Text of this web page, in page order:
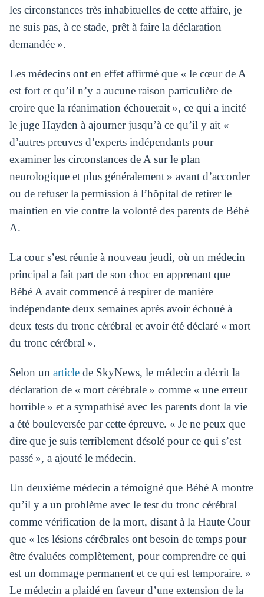
les circonstances très inhabituelles de cette affaire, je
ne suis pas, à ce stade, prêt à faire la déclaration
demandée ».
Les médecins ont en effet affirmé que « le cœur de A
est fort et qu’il n’y a aucune raison particulière de
croire que la réanimation échouerait », ce qui a incité
le juge Hayden à ajourner jusqu’à ce qu’il y ait «
d’autres preuves d’experts indépendants pour
examiner les circonstances de A sur le plan
neurologique et plus généralement » avant d’accorder
ou de refuser la permission à l’hôpital de retirer le
maintien en vie contre la volonté des parents de Bébé
A.
La cour s’est réunie à nouveau jeudi, où un médecin
principal a fait part de son choc en apprenant que
Bébé A avait commencé à respirer de manière
indépendante deux semaines après avoir échoué à
deux tests du tronc cérébral et avoir été déclaré « mort
du tronc cérébral ».
Selon un articlede SkyNews, le médecin a décrit la
déclaration de « mort cérébrale » comme « une erreur
horrible » et a sympathisé avec les parents dont la vie
a été bouleversée par cette épreuve. « Je ne peux que
dire que je suis terriblement désolé pour ce qui s’est
passé », a ajouté le médecin.
Un deuxième médecin a témoigné que Bébé A montre
qu’il y a un problème avec le test du tronc cérébral
comme vérification de la mort, disant à la Haute Cour
que « les lésions cérébrales ont besoin de temps pour
être évaluées complètement, pour comprendre ce qui
est un dommage permanent et ce qui est temporaire. »
Le médecin a plaidé en faveur d’une extension de la